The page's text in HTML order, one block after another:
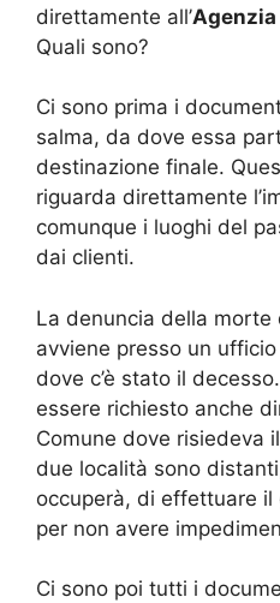
direttamente all’Agenzia
Quali sono?
Ci sono prima i
salma, da dove essa
destinazione finale.
riguarda direttamente
comunque i luoghi del
dai clienti.
La denuncia della
avviene presso un
dove c’è stato il
essere richiesto anche
Comune dove risiedeva
due località sono
occuperà, di effettuare
per non avere
Ci sono poi tutti i